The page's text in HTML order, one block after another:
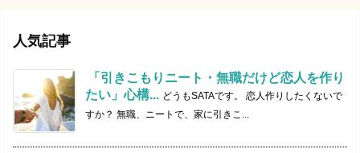
人気記事
「引きこもりニート・無職だけど恋人を作り
たい」心構... どうもSATAです。 恋人作りしたくないで
すか？ 無職、ニートで、家に引きこ...